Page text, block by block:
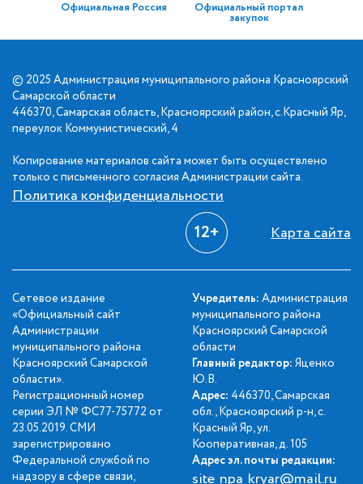
Официальная Россия Официальный портал
закупок
© 2025 Администрация муниципального района Красноярский
Самарской области
446370, Самарская область, Красноярский район, с.Красный Яр,
переулок Коммунистический, 4
Копирование материалов сайта может быть осуществлено
только с письменного согласия Администрации сайта.
Политика конфиденциальности
12+ Карта сайта
Сетевое издание
«Официальный сайт
Администрации
муниципального района
Красноярский Самарской
области».
Регистрационный номер
серии ЭЛ № ФС77-75772 от
23.05.2019. СМИ
зарегистрировано
Федеральной службой по
надзору в сфере связи,
Учредитель: Администрация
муниципального района
Красноярский Самарской
области
Главный редактор: Яценко
Ю.В.
Адрес: 446370, Самарская
обл., Красноярский р-н, с.
Красный Яр, ул.
Кооперативная, д. 105
Адрес эл. почты редакции:
site_npa_kryar@mail.ru